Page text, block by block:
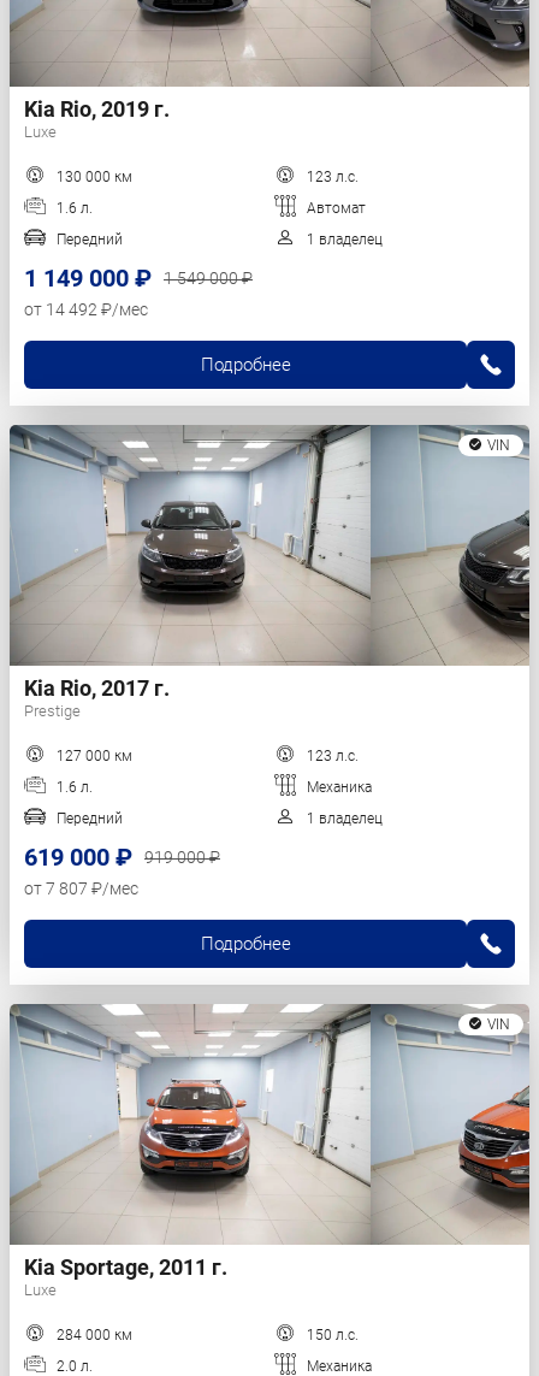
Kia Rio, 2019 г.
Luxe
130 000 км
123 л.с.
1.6 л.
Автомат
Передний
1 владелец
1 149 000 ₽
1 549 000 ₽
от 14 492 ₽/мес
Подробнее
VIN
Kia Rio, 2017 г.
Prestige
127 000 км
123 л.с.
1.6 л.
Механика
Передний
1 владелец
619 000 ₽
919 000 ₽
от 7 807 ₽/мес
Подробнее
VIN
Kia Sportage, 2011 г.
Luxe
284 000 км
150 л.с.
2.0 л.
Механика